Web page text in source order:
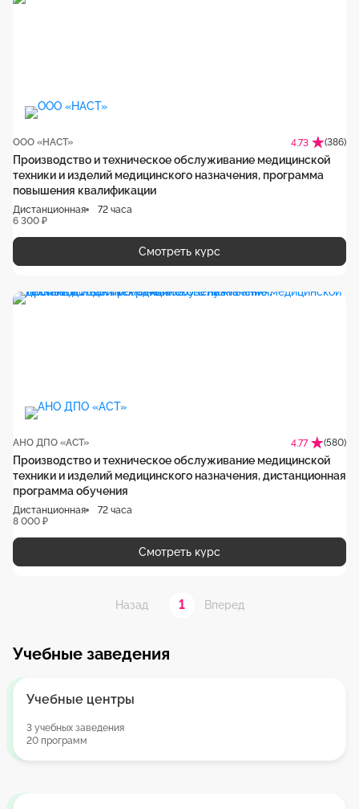
ООО «НАСТ» 4.73 (386)
Производство и техническое обслуживание медицинской
техники и изделий медицинского назначения, программа
повышения квалификации
Дистанционная
72 часа
6 300 ₽
Смотреть курс
АНО ДПО «АСТ» 4.77 (580)
Производство и техническое обслуживание медицинской
техники и изделий медицинского назначения, дистанционная
программа обучения
Дистанционная
72 часа
8 000 ₽
Смотреть курс
Назад 1 Вперед
Учебные заведения
Учебные центры
3 учебных заведения
20 программ